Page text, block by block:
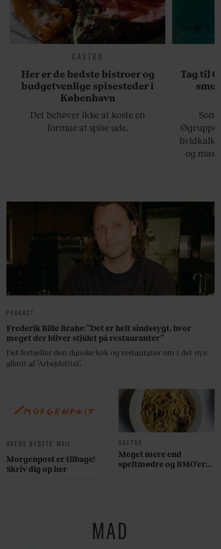
GASTRO
Her er de bedste bistroer og
budgetvenlige spisesteder i
København
Det behøver ikke at koste en
formue at spise ude.
Tag til
og
UGENS BEDSTE MAIL
Morgenpost er tilbage!
Skriv dig op her
GASTRO
Meget mere end
speltmødre og BMO’er:
PODCAST
Frederik Bille Brahe: ”Det er helt sindssygt, hvor
meget der bliver stjålet på restauranter”
Det fortæller den danske kok og restauratør om i det nye
afsnit af ’Arbejdstitel’.
MAD